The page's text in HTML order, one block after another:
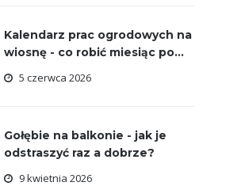
Kalendarz prac ogrodowych na
wiosnę - co robić miesiąc po...
5 czerwca 2026
Gołębie na balkonie - jak je
odstraszyć raz a dobrze?
9 kwietnia 2026